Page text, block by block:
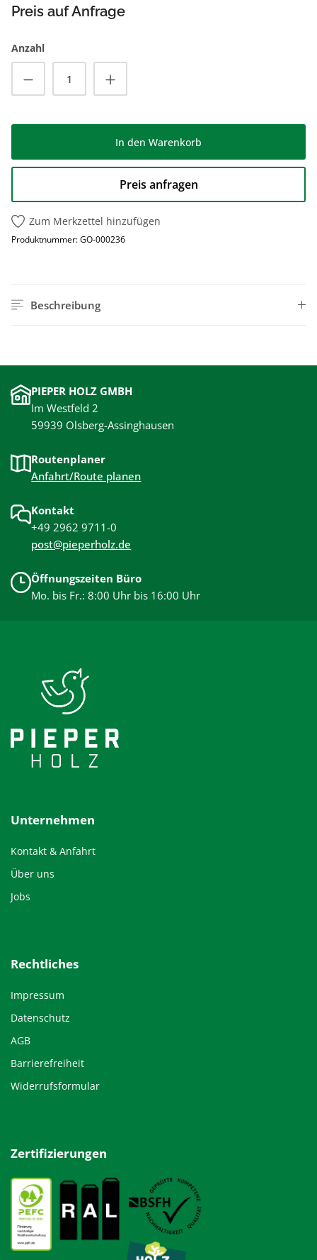
Preis auf Anfrage
Anzahl
Produkt Anzahl: Gib den gewünschten
In den Warenkorb
Preis anfragen
Zum Merkzettel hinzufügen
Produktnummer:GO-000236
Beschreibung
PIEPER HOLZ GMBH
Im Westfeld 2
59939 Olsberg-Assinghausen
Routenplaner
Anfahrt/Route planen
Kontakt
+49 2962 9711-0
post@pieperholz.de
Öffnungszeiten Büro
Mo. bis Fr.: 8:00 Uhr bis 16:00 Uhr
Unternehmen
Kontakt & Anfahrt
Über uns
Jobs
Rechtliches
Impressum
Datenschutz
AGB
Barrierefreiheit
Widerrufsformular
Zertifizierungen